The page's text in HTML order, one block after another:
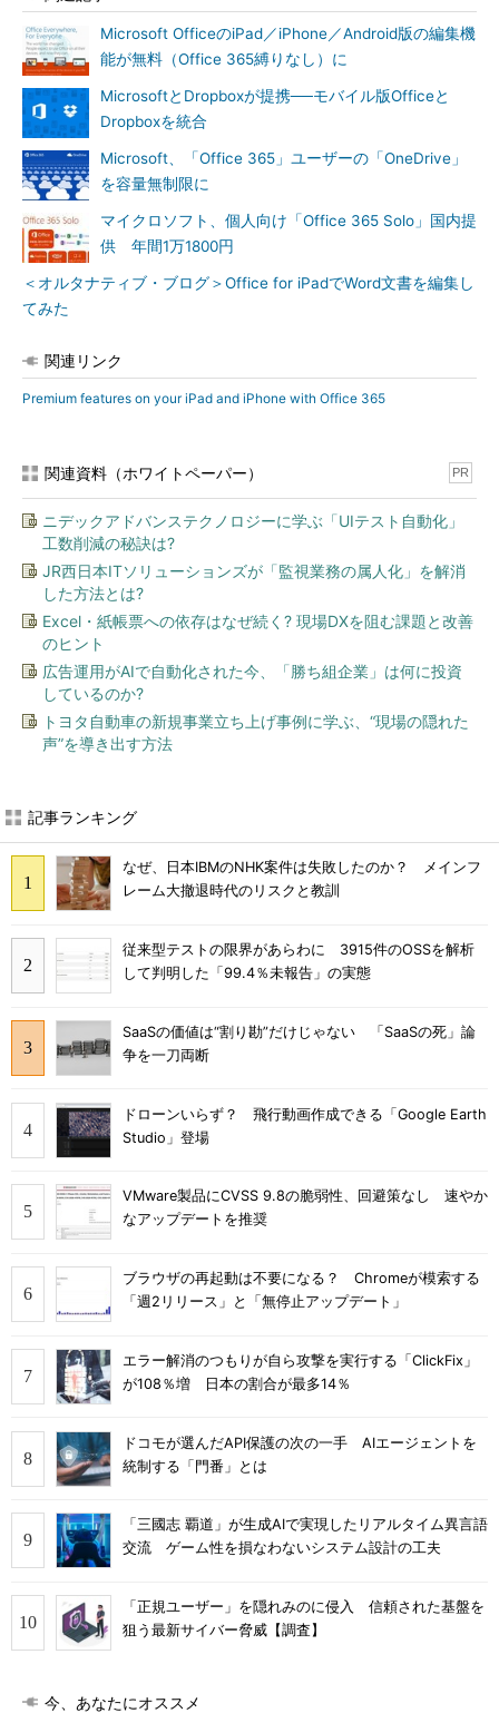
Microsoft OfficeのiPad／iPhone／Android版の編集機
能が無料（Office 365縛りなし）に
MicrosoftとDropboxが提携──モバイル版Officeと
Dropboxを統合
Microsoft、「Office 365」ユーザーの「OneDrive」
を容量無制限に
マイクロソフト、個人向け「Office 365 Solo」国内提
供 年間1万1800円
＜オルタナティブ・ブログ＞Office for iPadでWord文書を編集し
てみた
関連リンク
Premium features on your iPad and iPhone with Office 365
関連資料（ホワイトペーパー） PR
ニデックアドバンステクノロジーに学ぶ「UIテスト自動化」
工数削減の秘訣は?
JR西日本ITソリューションズが「監視業務の属人化」を解消
した方法とは?
Excel・紙帳票への依存はなぜ続く? 現場DXを阻む課題と改善
のヒント
広告運用がAIで自動化された今、「勝ち組企業」は何に投資
しているのか?
トヨタ自動車の新規事業立ち上げ事例に学ぶ、“現場の隠れた
声”を導き出す方法
記事ランキング
なぜ、日本IBMのNHK案件は失敗したのか？ メインフ
レーム大撤退時代のリスクと教訓
従来型テストの限界があらわに 3915件のOSSを解析
して判明した「99.4％未報告」の実態
SaaSの価値は“割り勘”だけじゃない 「SaaSの死」論
争を一刀両断
ドローンいらず？ 飛行動画作成できる「Google Earth
Studio」登場
VMware製品にCVSS 9.8の脆弱性、回避策なし 速やか
なアップデートを推奨
ブラウザの再起動は不要になる？ Chromeが模索する
「週2リリース」と「無停止アップデート」
エラー解消のつもりが自ら攻撃を実行する「ClickFix」
が108％増 日本の割合が最多14％
ドコモが選んだAPI保護の次の一手 AIエージェントを
統制する「門番」とは
「三國志 覇道」が生成AIで実現したリアルタイム異言語
交流 ゲーム性を損なわないシステム設計の工夫
「正規ユーザー」を隠れみのに侵入 信頼された基盤を
狙う最新サイバー脅威【調査】
今、あなたにオススメ